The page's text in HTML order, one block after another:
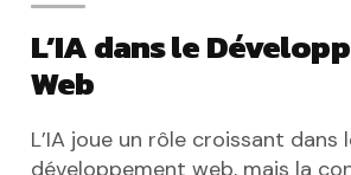
L’IA dans le
Web
L’IA joue un rôle croissant dans
développement web, mais la